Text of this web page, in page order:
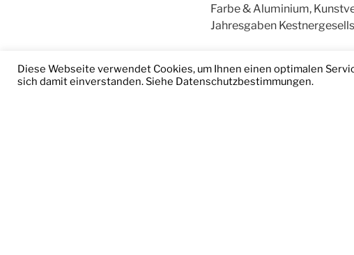
Farbe & Aluminium,
Jahresgaben
un parcours, Sammlung
Diese Webseite verwendet Cookies, um Ihnen einen optimalen
sich damit einverstanden. Siehe Datenschutzbestimmungen.